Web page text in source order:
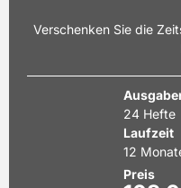
Verschenken Sie die
24 Hefte
Laufzeit
12
Preis